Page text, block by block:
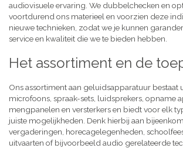
audiovisuele ervaring. We dubbelchecken en
voortdurend ons materieel en voorzien deze
nieuwe technieken, zodat we je kunnen
service en kwaliteit die we te bieden hebben.
Het assortiment en de
Ons assortiment aan geluidsapparatuur bestaat
microfoons, spraak-sets, luidsprekers, opname
mengpanelen en versterkers en biedt voor elk
juiste mogelijkheden. Denk hierbij aan
vergaderingen, horecagelegenheden,
uitvaarten of bijvoorbeeld audio gerelateerde